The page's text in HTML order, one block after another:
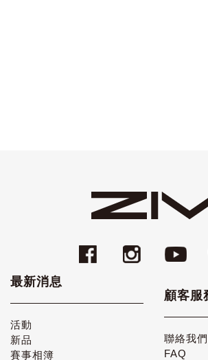
最新消息
活動
新品
賽事相簿
顧客服
聯絡我們
FAQ